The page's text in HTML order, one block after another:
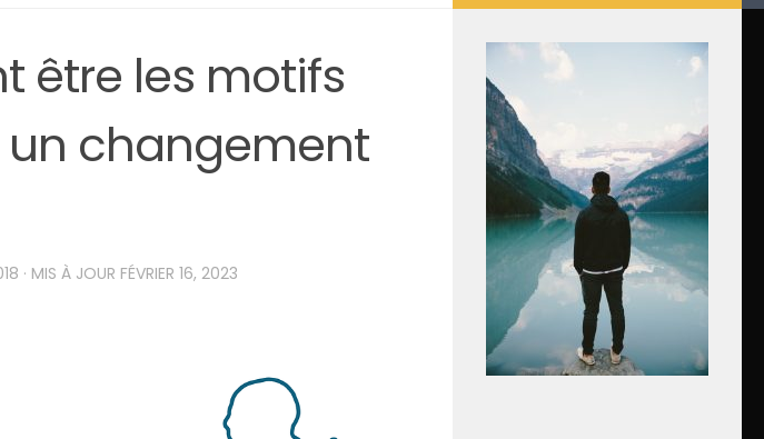
être les motifs
changement
· MIS À JOUR FÉVRIER 16, 2023